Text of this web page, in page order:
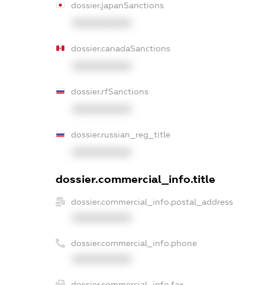
dossier.japanSanctions
dossier.canadaSanctions
dossier.rfSanctions
dossier.russian_reg_title
dossier.commercial_info.title
dossier.commercial_info.postal_address
dossier.commercial_info.phone